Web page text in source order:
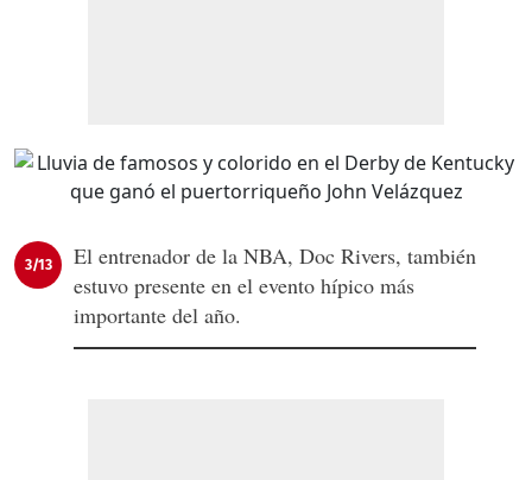
3/13
El entrenador de la NBA, Doc Rivers, también
estuvo presente en el evento hípico más
importante del año.